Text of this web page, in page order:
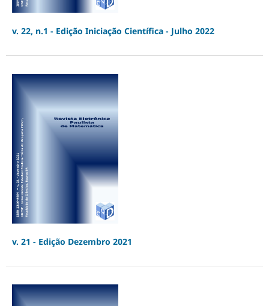
v. 22, n.1 - Edição Iniciação Científica - Julho 2022
v. 21 - Edição Dezembro 2021